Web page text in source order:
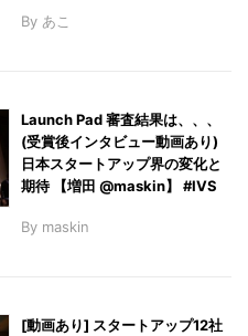
By あこ
Launch Pad 審査結果は、、、
(受賞後インタビュー動画あり)
日本スタートアップ界の変化と
期待 【増田 @maskin】 #IVS
By maskin
[動画あり] スタートアップ12社